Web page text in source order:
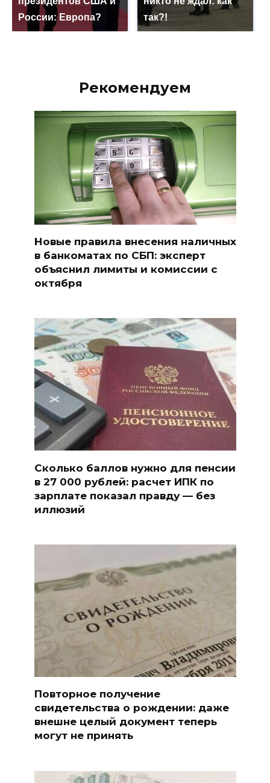
России: Европа?
так?!
Рекомендуем
Новые правила внесения наличных
в банкоматах по СБП: эксперт
объяснил лимиты и комиссии с
октября
Сколько баллов нужно для пенсии
в 27 000 рублей: расчет ИПК по
зарплате показал правду — без
иллюзий
Повторное получение
свидетельства о рождении: даже
внешне целый документ теперь
могут не принять